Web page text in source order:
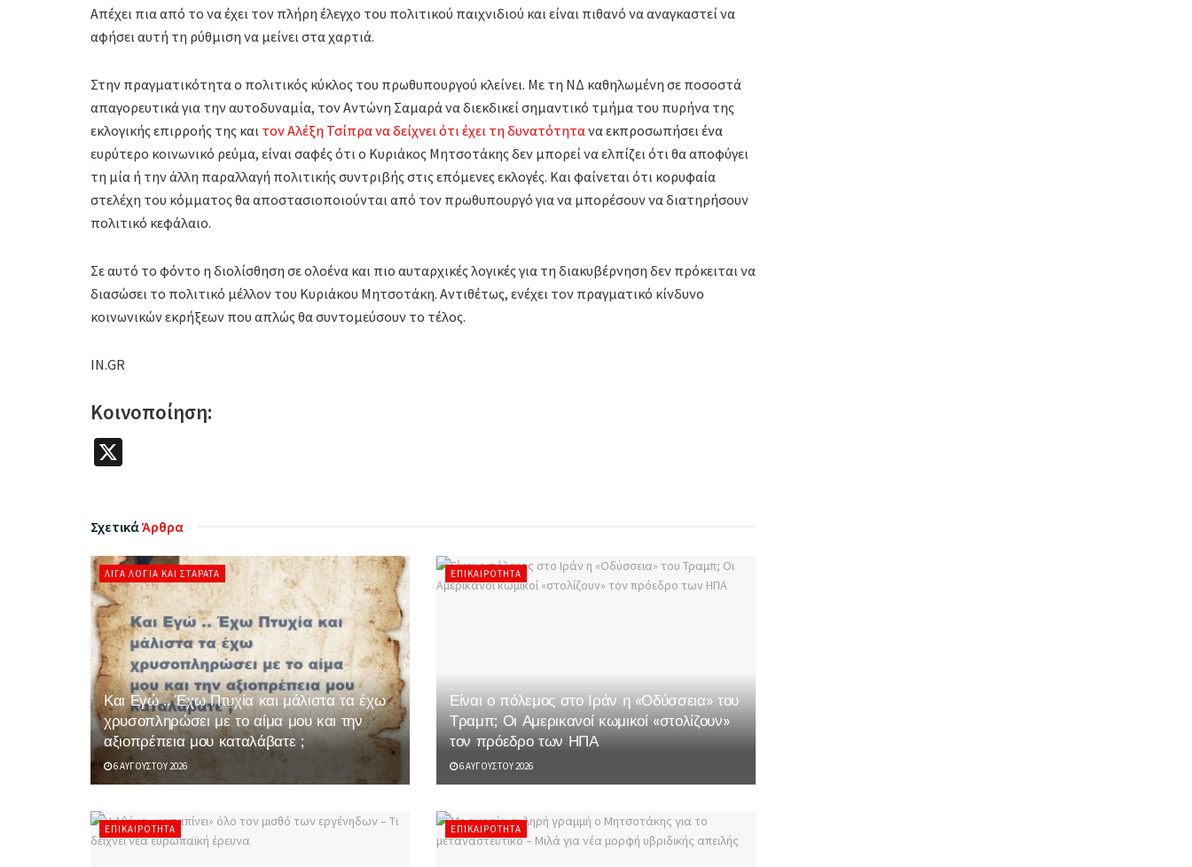
Απέχει πια από το να έχει τον πλήρη έλεγχο του πολιτικού παιχνιδιού και είναι πιθανό να αναγκαστεί να
αφήσει αυτή τη ρύθμιση να μείνει στα χαρτιά.
Στην πραγματικότητα ο πολιτικός κύκλος του πρωθυπουργού κλείνει. Με τη ΝΔ καθηλωμένη σε ποσοστά
απαγορευτικά για την αυτοδυναμία, τον Αντώνη Σαμαρά να διεκδικεί σημαντικό τμήμα του πυρήνα της
εκλογικής επιρροής της και τον Αλέξη Τσίπρα να δείχνει ότι έχει τη δυνατότητα να εκπροσωπήσει ένα
ευρύτερο κοινωνικό ρεύμα, είναι σαφές ότι ο Κυριάκος Μητσοτάκης δεν μπορεί να ελπίζει ότι θα αποφύγει
τη μία ή την άλλη παραλλαγή πολιτικής συντριβής στις επόμενες εκλογές. Και φαίνεται ότι κορυφαία
στελέχη του κόμματος θα αποστασιοποιούνται από τον πρωθυπουργό για να μπορέσουν να διατηρήσουν
πολιτικό κεφάλαιο.
Σε αυτό το φόντο η διολίσθηση σε ολοένα και πιο αυταρχικές λογικές για τη διακυβέρνηση δεν πρόκειται να
διασώσει το πολιτικό μέλλον του Κυριάκου Μητσοτάκη. Αντιθέτως, ενέχει τον πραγματικό κίνδυνο
κοινωνικών εκρήξεων που απλώς θα συντομεύσουν το τέλος.
IN.GR
Κοινοποίηση:
ΣχετικάΆρθρα
ΛΊΓΑ ΛΌΓΙΑ ΚΑΙ ΣΤΑΡΆΤΑ
Και Εγώ .. Έχω Πτυχία και μάλιστα τα έχω
χρυσοπληρώσει με το αίμα μου και την
αξιοπρέπεια μου καταλάβατε ;
6 ΑΥΓΟΎΣΤΟΥ 2026
ΕΠΙΚΑΙΡΌΤΗΤΑ
Είναι ο πόλεμος στο Ιράν η «Οδύσσεια» του
Τραμπ; Οι Αμερικανοί κωμικοί «στολίζουν»
τον πρόεδρο των ΗΠΑ
6 ΑΥΓΟΎΣΤΟΥ 2026
ΕΠΙΚΑΙΡΌΤΗΤΑ ΕΠΙΚΑΙΡΌΤΗΤΑ